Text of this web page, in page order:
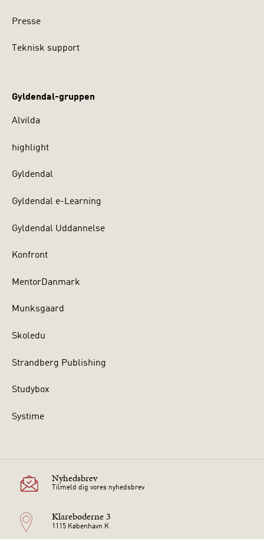
Presse
Teknisk support
Gyldendal-gruppen
Alvilda
highlight
Gyldendal
Gyldendal e-Learning
Gyldendal Uddannelse
Konfront
MentorDanmark
Munksgaard
Skoledu
Strandberg Publishing
Studybox
Systime
Nyhedsbrev
Tilmeld dig vores nyhedsbrev
Klareboderne 3
1115 København K